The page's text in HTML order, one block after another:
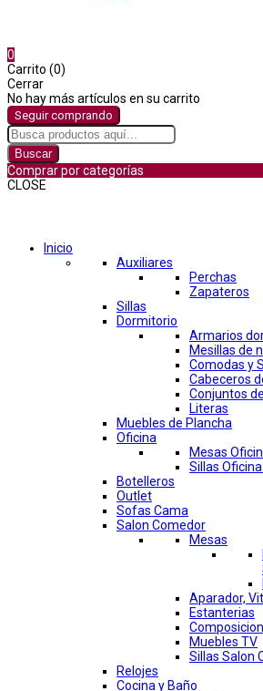
0
Carrito (0)
Cerrar
No hay más artículos en su carrito
Seguir comprando
Buscar
Comprar por categorías
CLOSE
Inicio
Auxiliares
Perchas
Zapateros
Sillas
Dormitorio
Armarios
Mesillas de
Comodas y
Cabeceros
Conjuntos
Literas
Muebles de Plancha
Oficina
Mesas
Sillas
Botelleros
Outlet
Sofas Cama
Salon Comedor
Mesas
Aparador,
Estanterias
Muebles TV
Sillas Salon
Relojes
Cocina y Baño